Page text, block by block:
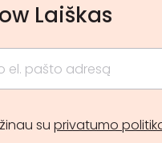
Laiškas
su privatumo